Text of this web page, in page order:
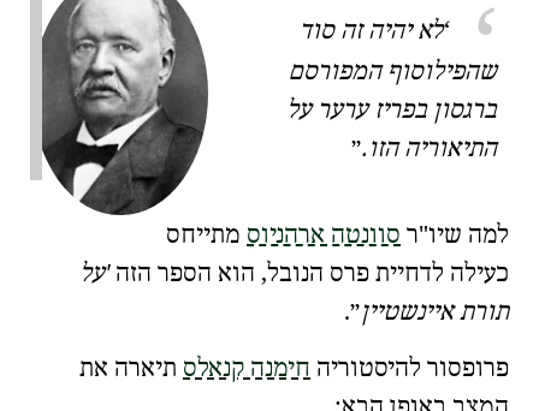
לא יהיה זה סוד
שהפילוסוף המפורסם
ברגסון בפריז ערער על
התיאוריה הזו.
למה שיו"ר סוונטה ארהניוס מתייחס
כעילה לדחיית פרס הנובל, הוא הספר הזהעל
תורת איינשטיין .
פרופסור להיסטוריה חימנה קנאלס תיארה את